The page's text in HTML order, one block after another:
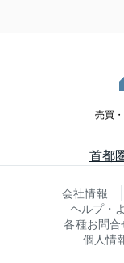
売買
首都
会社情報
ヘルプ・
各種お問合
個人情